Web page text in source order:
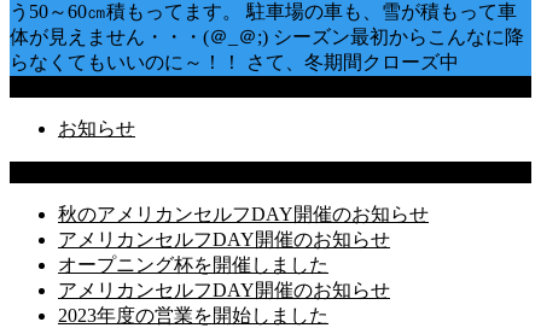
う50～60㎝積もってます。 駐車場の車も、雪が積もって車
体が見えません・・・(＠_＠;) シーズン最初からこんなに降
らなくてもいいのに～！！ さて、冬期間クローズ中
お知らせ
秋のアメリカンセルフDAY開催のお知らせ
アメリカンセルフDAY開催のお知らせ
オープニング杯を開催しました
アメリカンセルフDAY開催のお知らせ
2023年度の営業を開始しました